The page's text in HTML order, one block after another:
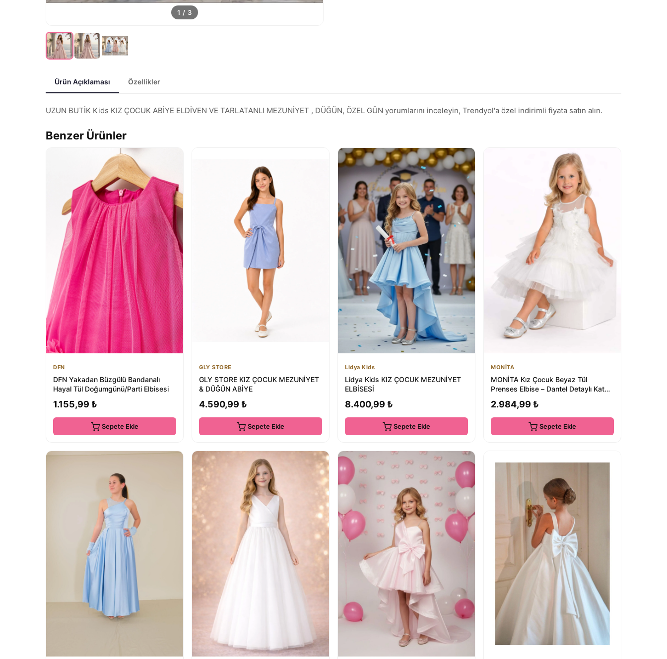
1 / 3
Ürün Açıklaması Özellikler
UZUN BUTİK Kids KIZ ÇOCUK ABİYE ELDİVEN VE TARLATANLI MEZUNİYET , DÜĞÜN, ÖZEL GÜN yorumlarını inceleyin, Trendyol'a özel indirimli fiyata satın alın.
Benzer Ürünler
DFN
DFN Yakadan Büzgülü Bandanalı
Hayal Tül Doğumgünü/Parti Elbisesi
1.155,99 ₺
Sepete Ekle
GLY STORE
GLY STORE KIZ ÇOCUK MEZUNİYET
& DÜĞÜN ABİYE
4.590,99 ₺
Sepete Ekle
Lidya Kids
Lidya Kids KIZ ÇOCUK MEZUNİYET
ELBİSESİ
8.400,99 ₺
Sepete Ekle
MONİTA
MONİTA Kız Çocuk Beyaz Tül
Prenses Elbise – Dantel Detaylı Kat
2.984,99 ₺
Sepete Ekle